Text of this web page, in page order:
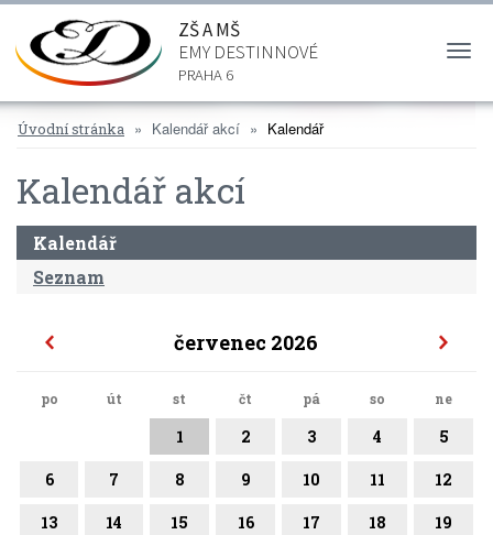
ZŠ A MŠ
EMY DESTINNOVÉ
PRAHA 6
Úvodní stránka Kalendář akcí Kalendář
Kalendář akcí
Kalendář
Seznam
červenec 2026
po út st čt pá so ne
1 2 3 4 5
6 7 8 9 10 11 12
13 14 15 16 17 18 19